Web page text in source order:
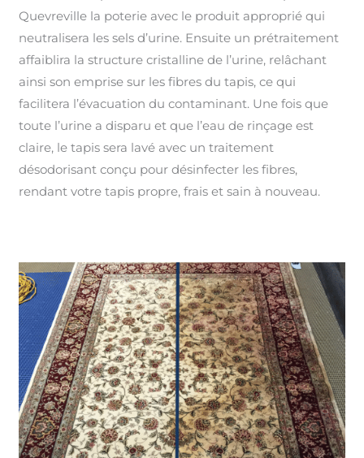
Quevreville la poterie avec le produit approprié qui
neutralisera les sels d’urine. Ensuite un prétraitement
affaiblira la structure cristalline de l’urine, relâchant
ainsi son emprise sur les fibres du tapis, ce qui
facilitera l’évacuation du contaminant. Une fois que
toute l’urine a disparu et que l’eau de rinçage est
claire, le tapis sera lavé avec un traitement
désodorisant conçu pour désinfecter les fibres,
rendant votre tapis propre, frais et sain à nouveau.